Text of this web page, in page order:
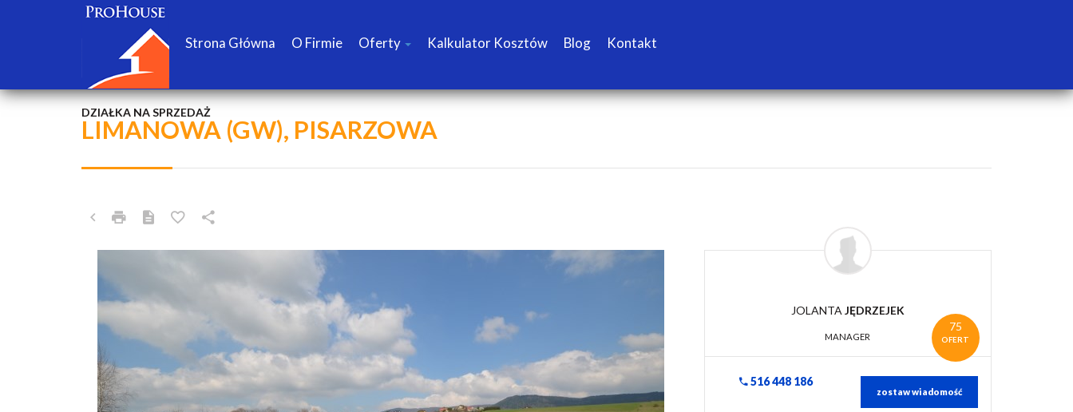
Strona Główna O Firmie Oferty Kalkulator Kosztów Blog Kontakt
LIMANOWA (GW), PISARZOWA
DZIAŁKA NA SPRZEDAŻ
75
OFERT
JOLANTA JĘDRZEJEK
MANAGER
516 448 186
zostaw wiadomość